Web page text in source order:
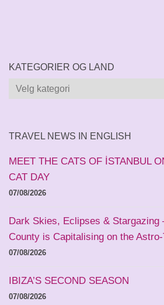
KATEGORIER OG LAND
Kategorier
TRAVEL NEWS IN ENGLISH
MEET THE CATS OF İSTANBUL
CAT DAY
07/08/2026
Dark Skies, Eclipses & Stargazing
County is Capitalising on the
07/08/2026
IBIZA’S SECOND SEASON
07/08/2026